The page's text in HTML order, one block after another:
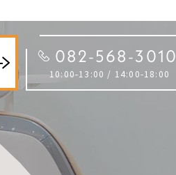
082-568-3010
10:00-13:00 / 14:00-18:00